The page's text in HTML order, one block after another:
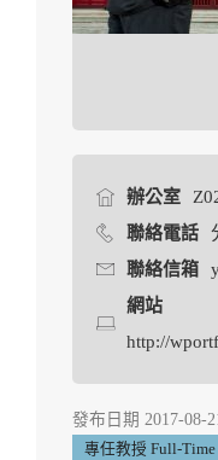
辦公室
聯絡電話
聯絡信箱
網站
http://
發布日期 2017-08-
專任教授 Full-Time